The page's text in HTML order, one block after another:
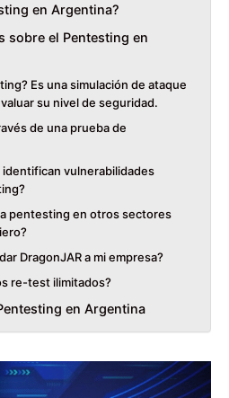
en Argentina?
sobre el Pentesting en
Es una simulación de ataque
su nivel de seguridad.
de una prueba de
identifican vulnerabilidades
pentesting en otros sectores
DragonJAR a mi empresa?
re-test ilimitados?
en Argentina